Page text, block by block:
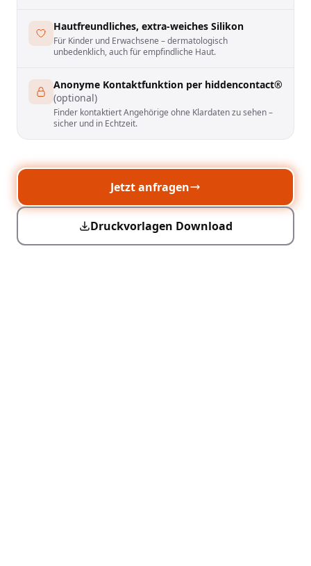
Hautfreundliches, extra-weiches Silikon
Für Kinder und Erwachsene – dermatologisch
unbedenklich, auch für empfindliche Haut.
Anonyme Kontaktfunktion per hiddencontact®
(optional)
Finder kontaktiert Angehörige ohne Klardaten zu sehen –
sicher und in Echtzeit.
Jetzt anfragen
Druckvorlagen Download